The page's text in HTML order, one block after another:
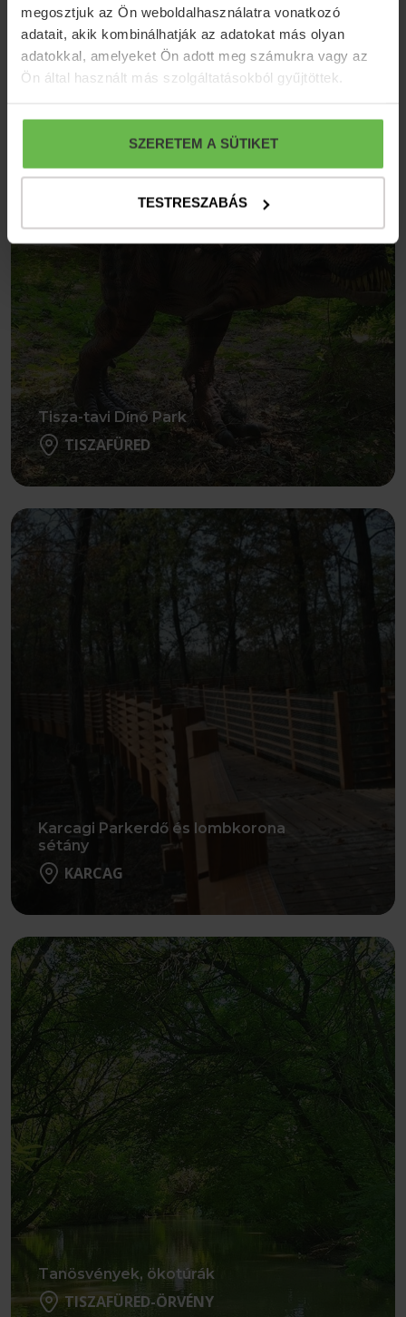
megosztjuk az Ön weboldalhasználatra vonatkozó
adatait, akik kombinálhatják az adatokat más olyan
adatokkal, amelyeket Ön adott meg számukra vagy az
Ön által használt más szolgáltatásokból gyűjtöttek.
SZERETEM A SÜTIKET
TESTRESZABÁS
ABÁDSZALÓK
Részletek
Tisza-tavi Dínó Park
TISZAFÜRED
Karcagi Parkerdő és lombkorona
sétány
KARCAG
Tanösvények, ökotúrák
TISZAFÜRED-ÖRVÉNY